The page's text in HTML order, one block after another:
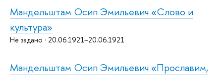
Мандельштам Осип Эмильевич «Слово и
культура»
Не задано · 20.06.1921–20.06.1921
Мандельштам Осип Эмильевич «Прославим,